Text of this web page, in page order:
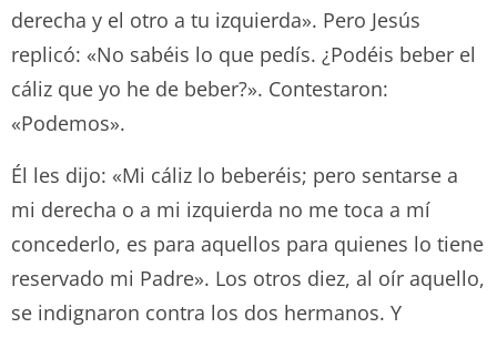
derecha y el otro a tu izquierda». Pero Jesús
replicó: «No sabéis lo que pedís. ¿Podéis beber el
cáliz que yo he de beber?». Contestaron:
«Podemos».
Él les dijo: «Mi cáliz lo beberéis; pero sentarse a
mi derecha o a mi izquierda no me toca a mí
concederlo, es para aquellos para quienes lo tiene
reservado mi Padre». Los otros diez, al oír aquello,
se indignaron contra los dos hermanos. Y